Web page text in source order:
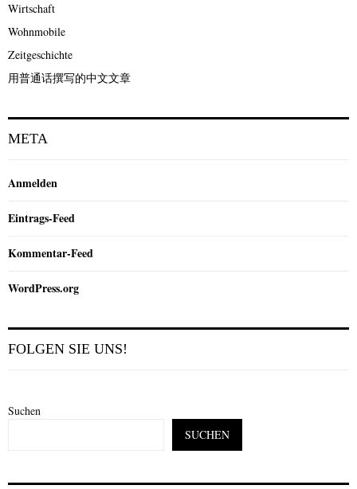
Wirtschaft
Wohnmobile
Zeitgeschichte
用普通话撰写的中文文章
META
Anmelden
Eintrags-Feed
Kommentar-Feed
WordPress.org
FOLGEN SIE UNS!
Suchen
SUCHEN